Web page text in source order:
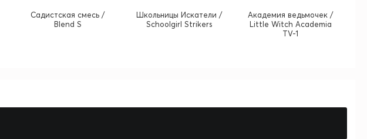
Садистская смесь /
Blend S
Школьницы Искатели /
Schoolgirl Strikers
Академия ведьмочек /
Little Witch Academia
TV-1